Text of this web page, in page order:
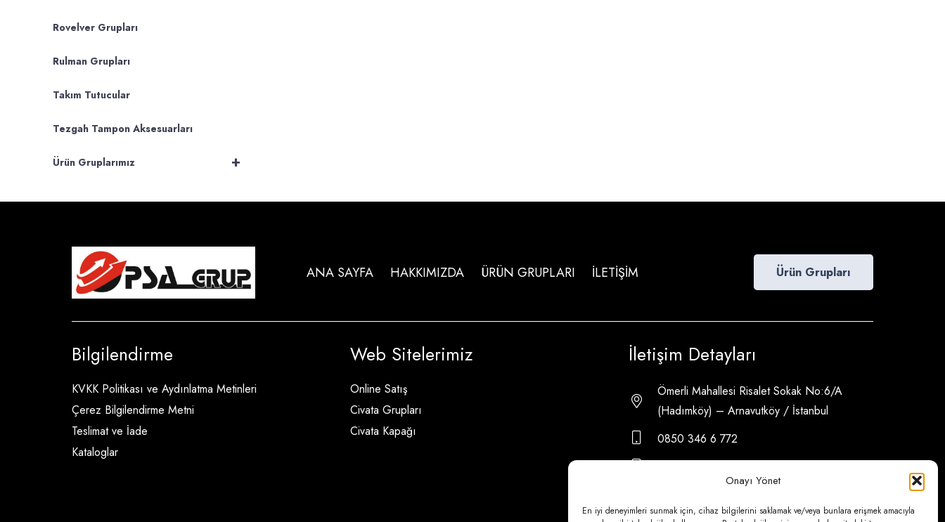
Onayı Yönet
En iyi deneyimleri sunmak için, cihaz bilgilerini saklamak ve/veya bunlara erişmek amacıyla
Rovelver Grupları
Rulman Grupları
Takım Tutucular
Tezgah Tampon Aksesuarları
+
Ürün Gruplarımız
ANA SAYFA HAKKIMIZDA ÜRÜN GRUPLARI İLETİŞİM Ürün Grupları
Bilgilendirme
KVKK Politikası ve Aydınlatma Metinleri
Çerez Bilgilendirme Metni
Teslimat ve İade
Kataloglar
Web Sitelerimiz
Online Satış
Civata Grupları
Civata Kapağı
İletişim Detayları
Ömerli Mahallesi Risalet Sokak No:6/A
(Hadımköy) – Arnavutköy / İstanbul
0850 346 6 772